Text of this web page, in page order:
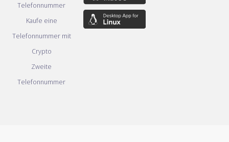
Telefonnummer
Kaufe eine
Telefonnummer mit
Crypto
Zweite
Telefonnummer